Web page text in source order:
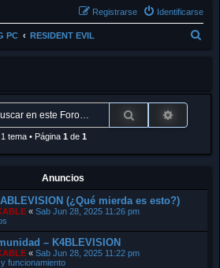
Identificarse
Registrarse
PC RESIDENT EVIL
Buscar
1 tema• Página 1 de 1
Anuncios
(¿Qué mierda es esto?)
« Sab Jun 28, 2025 11:26 pm
– K4BLEVISION
« Sab Jun 28, 2025 11:22 pm
funcionamiento